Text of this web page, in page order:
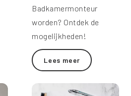
Badkamermonteur
worden? Ontdek de
mogelijkheden!
Lees meer